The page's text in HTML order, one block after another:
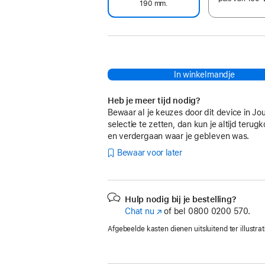
190 mm.
In winkelmandje
Heb je meer tijd nodig?
Bewaar al je keuzes door dit device in
selectie te zetten, dan kun je altijd
en verdergaan waar je gebleven was.
Bewaar voor later
Hulp nodig bij je bestelling?
Chat nu (Wordt
nieuw
of bel 0800 0200 570.
Afgebeelde kasten dienen uitsluitend ter